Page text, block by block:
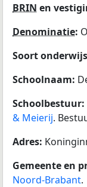
BRIN en
Denominatie:
Soort
Schoolnaam:
Schoolbestuur:
& Meierij.
Adres:
Gemeente en
Noord-Brabant.